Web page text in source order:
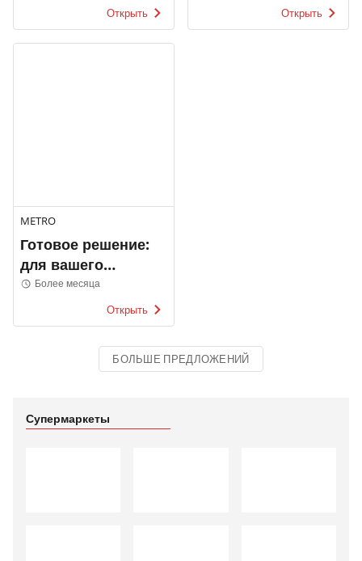
Открыть Открыть
METRO
Готовое решение:
для вашего
фастфуд-меню
Более месяца
Открыть
БОЛЬШЕ ПРЕДЛОЖЕНИЙ
Супермаркеты